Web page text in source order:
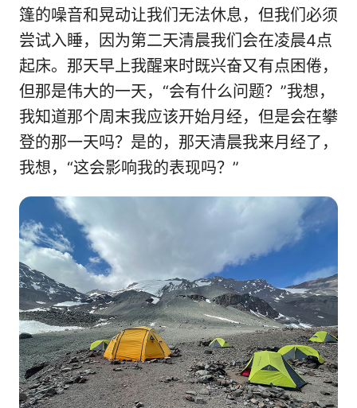
篷的噪音和晃动让我们无法休息，但我们必须
尝试入睡，因为第二天清晨我们会在凌晨4点
起床。那天早上我醒来时既兴奋又有点困倦，
但那是伟大的一天，“会有什么问题？”我想，
我知道那个周末我应该开始月经，但是会在攀
登的那一天吗？是的，那天清晨我来月经了，
我想，“这会影响我的表现吗？”